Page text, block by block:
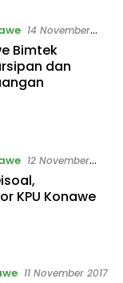
14 November
Bimtek
dan
12 November
KPU Konawe
11 November 2017